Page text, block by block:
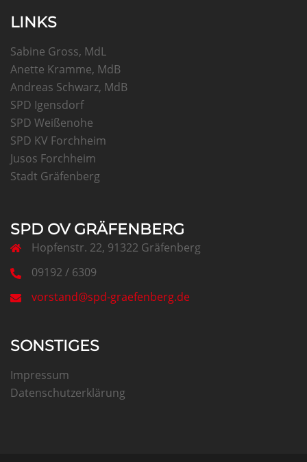
LINKS
Sabine Gross, MdL
Anette Kramme, MdB
Andreas Schwarz, MdB
SPD Igensdorf
SPD Weißenohe
SPD KV Forchheim
Jusos Forchheim
Stadt Gräfenberg
SPD OV GRÄFENBERG
Hopfenstr. 22, 91322 Gräfenberg
09192 / 6309
vorstand@spd-graefenberg.de
SONSTIGES
Impressum
Datenschutzerklärung